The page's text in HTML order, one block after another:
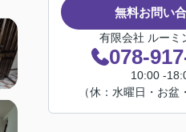
無料お問い
有限会社 ルー
078-
10:00 -
（休：水曜日・お盆